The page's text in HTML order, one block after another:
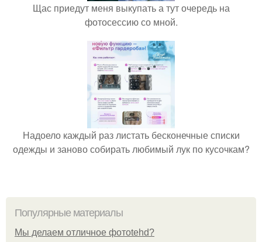
Щас приедут меня выкупать а тут очередь на
фотосессию со мной.
Надоело каждый раз листать бесконечные списки
одежды и заново собирать любимый лук по кусочкам?
Популярные материалы
Мы делаем отличное фотоtehd?